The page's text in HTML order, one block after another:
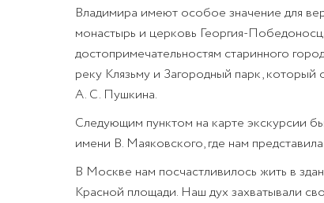
Владимира имеют особое значение для
монастырь и церковь Георгия-
достопримечательностям старинного
реку Клязьму и Загородный парк,
А. С. Пушкина.
Следующим пунктом на карте экскурсии
имени В. Маяковского, где нам
В Москве нам посчастливилось жить в
Красной площади. Наш дух захватывали